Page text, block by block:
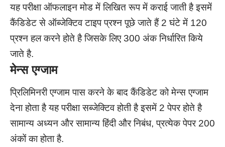
यह परीक्षा ऑफलाइन मोड में लिखित रूप में कराई जाती है इसमें
कैंडिडेट से ऑब्जेक्टिव टाइप प्रश्न पूछे जाते हैं 2 घंटे में 120
प्रश्न हल करने होते है जिसके लिए 300 अंक निर्धारित किये
जाते है.
मेन्स एग्जाम
प्रिलिमिनरी एग्जाम पास करने के बाद कैंडिडेट को मेन्स एग्जाम
देना होता है यह परीक्षा सब्जेक्टिव होती है इसमें 2 पेपर होते है
सामान्य अध्यन और सामान्य हिंदी और निबंध, प्रत्येक पेपर 200
अंकों का होता है.